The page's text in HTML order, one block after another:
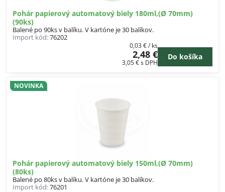
Pohár papierový automatový biely 180ml,(Ø 70mm)
(90ks)
Balené po 90ks v balíku. V kartóne je 30 balíkov.
Import kód:76202
2,48 €
3,05 €s DPH
0,03 €/ ks
Do košíka
Pohár papierový automatový biely 150ml,(Ø 70mm)
(80ks)
NOVINKA
Balené po 80ks v balíku. V kartóne je 30 balíkov.
Import kód:76201